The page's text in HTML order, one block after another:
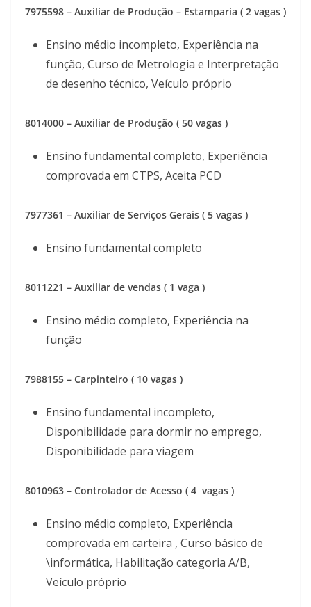
7975598 – Auxiliar de Produção – Estamparia ( 2 vagas )
Ensino médio incompleto, Experiência na
função, Curso de Metrologia e Interpretação
de desenho técnico, Veículo próprio
8014000 – Auxiliar de Produção ( 50 vagas )
Ensino fundamental completo, Experiência
comprovada em CTPS, Aceita PCD
7977361 – Auxiliar de Serviços Gerais ( 5 vagas )
Ensino fundamental completo
8011221 – Auxiliar de vendas ( 1 vaga )
Ensino médio completo, Experiência na
função
7988155 – Carpinteiro ( 10 vagas )
Ensino fundamental incompleto,
Disponibilidade para dormir no emprego,
Disponibilidade para viagem
8010963 – Controlador de Acesso ( 4 vagas )
Ensino médio completo, Experiência
comprovada em carteira , Curso básico de
\informática, Habilitação categoria A/B,
Veículo próprio